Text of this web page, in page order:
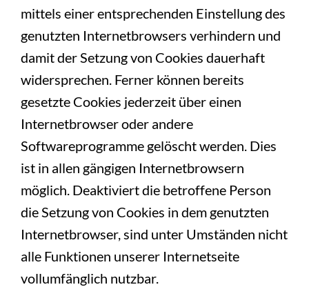
mittels einer entsprechenden Einstellung des
genutzten Internetbrowsers verhindern und
damit der Setzung von Cookies dauerhaft
widersprechen. Ferner können bereits
gesetzte Cookies jederzeit über einen
Internetbrowser oder andere
Softwareprogramme gelöscht werden. Dies
ist in allen gängigen Internetbrowsern
möglich. Deaktiviert die betroffene Person
die Setzung von Cookies in dem genutzten
Internetbrowser, sind unter Umständen nicht
alle Funktionen unserer Internetseite
vollumfänglich nutzbar.